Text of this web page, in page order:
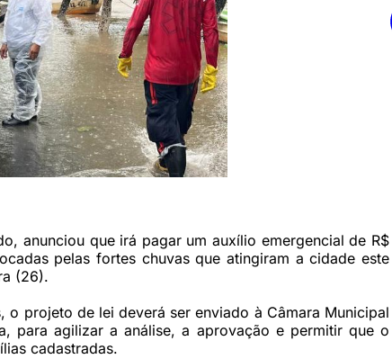
anunciou que irá pagar um auxílio emergencial de R$
pelas fortes chuvas que atingiram a cidade este
(26).
projeto de lei deverá ser enviado à Câmara Municipal
para agilizar a análise, a aprovação e permitir que o
cadastradas.